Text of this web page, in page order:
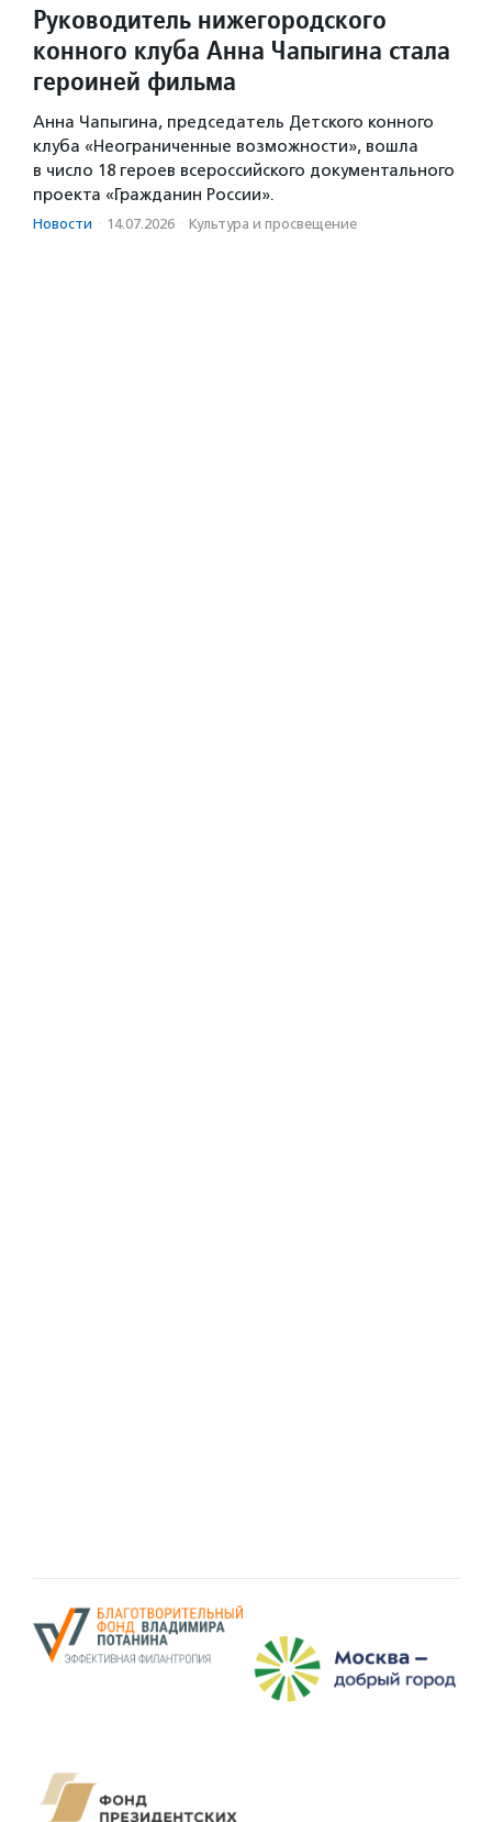
Руководитель нижегородского
конного клуба Анна Чапыгина стала
героиней фильма
Анна Чапыгина, председатель Детского конного
клуба «Неограниченные возможности», вошла
в число 18 героев всероссийского документального
проекта «Гражданин России».
Новости · 14.07.2026 · Культура и просвещение